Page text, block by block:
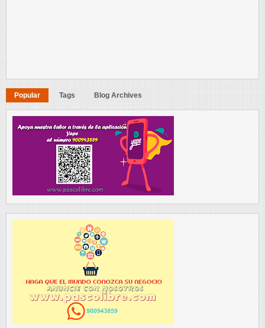
Popular Tags Blog Archives